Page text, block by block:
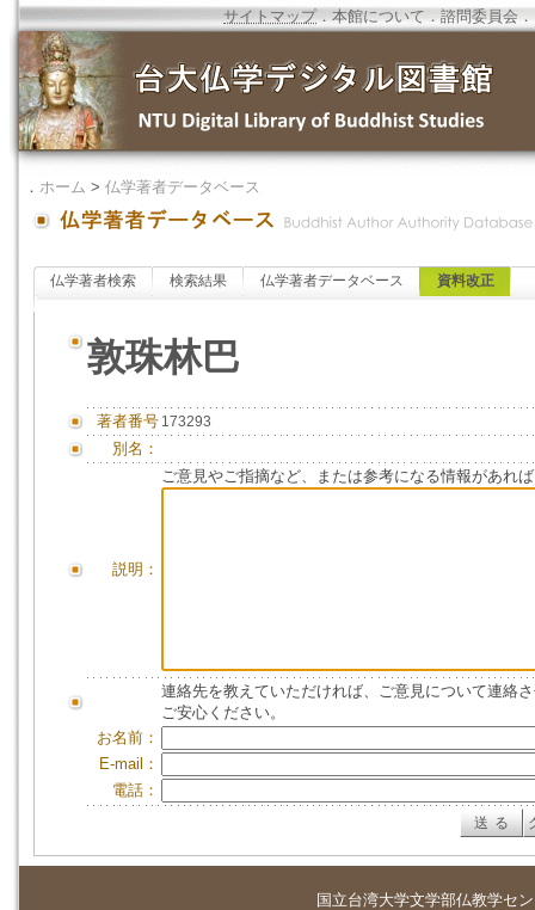
サイトマップ．本館について ．諮問委員会 ．
． ホーム > 仏学著者データベース
仏学著者検索 検索結果 仏学著者データベース 資料改正
敦珠林巴
著者番号 173293
別名：
説明：
ご意見やご指摘など、または参考になる情報があれ
連絡先を教えていただければ、ご意見について連絡
ご安心ください。
お名前：
E-mail：
電話：
国立台湾大学文学部仏教学セ